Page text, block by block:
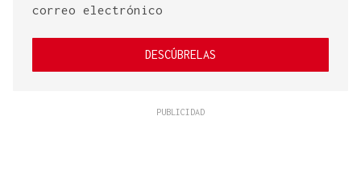
correo electrónico
DESCÚBRELAS